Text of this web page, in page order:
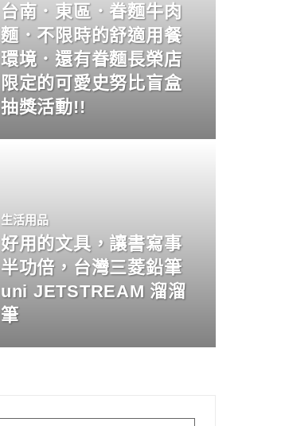
台南．東區．眷麵牛肉
麵．不限時的舒適用餐
環境．還有眷麵長榮店
限定的可愛史努比盲盒
抽獎活動!!
生活用品
好用的文具，讓書寫事
半功倍，台灣三菱鉛筆
uni JETSTREAM 溜溜
筆